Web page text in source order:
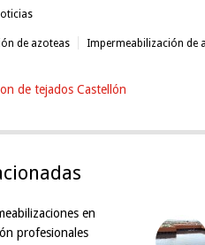
de azoteas Impermeabilización de
de tejados Castellón
en
profesionales